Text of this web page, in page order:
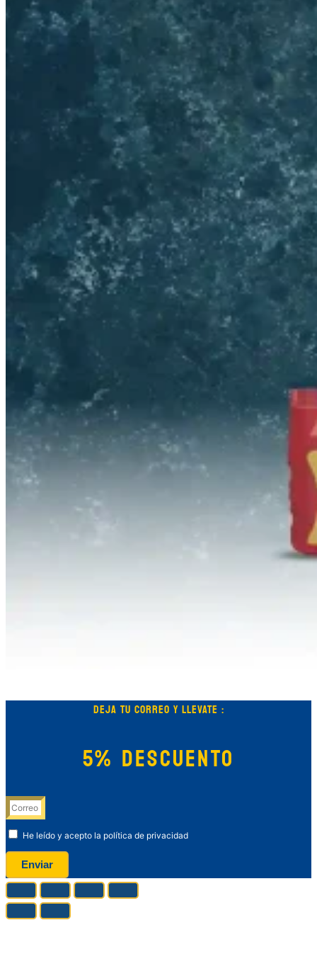
DEJA TU CORREO Y LLEVATE :
5% DESCUENTO
He leído y acepto la política de privacidad
Enviar